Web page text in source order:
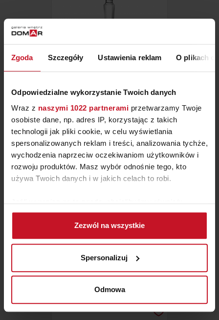
Zgoda Szczegóły Ustawienia reklam O plikach
Odpowiedzialne wykorzystanie Twoich danych
Wraz z naszymi 1022 partnerami przetwarzamy Twoje
osobiste dane, np. adres IP, korzystając z takich
technologii jak pliki cookie, w celu wyświetlania
spersonalizowanych reklam i treści, analizowania tychże,
wychodzenia naprzeciw oczekiwaniom użytkowników i
rozwoju produktów. Masz wybór odnośnie tego, kto
używa Twoich danych i w jakich celach to robi.
Jeśli wyrazisz na to zgodę, chcielibyśmy również:
Gromadzić dane dotyczące Twojej lokalizacji
geograficznej z dokładnością nawet do kilku metrów
Identyfikować Twoje urządzenie, aktywnie
(fingerprinting, czyli wirtualny odcisk palca)
Dowiedz się więcej odnośnie tego, jak Twoje osobiste
dane są przetwarzane oraz ustaw własne preferencje w
zmienić lub wycofać swoją zgodę w dowolnej chwili.
Zezwól na wszystkie
Spersonalizuj
Odmowa
ZAPYTAJ O CENĘ W SALONIE
396,18 ZŁ/M²